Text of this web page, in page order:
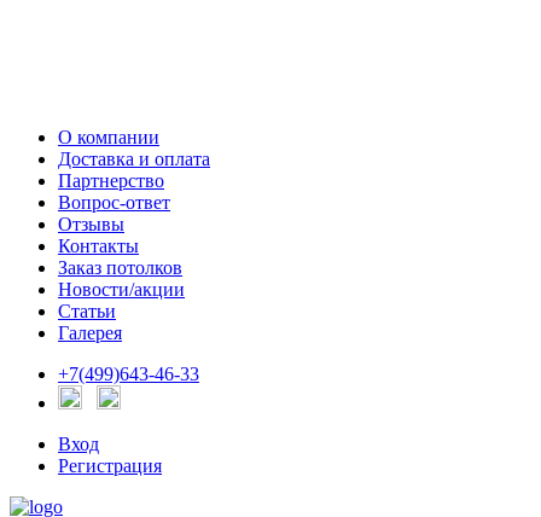
О компании
Доставка и оплата
Партнерство
Вопрос-ответ
Отзывы
Контакты
Заказ потолков
Новости/акции
Статьи
Галерея
+7(499)643-46-33
Вход
Регистрация